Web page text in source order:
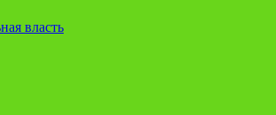
власть